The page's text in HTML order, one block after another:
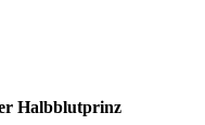
Halbblutprinz